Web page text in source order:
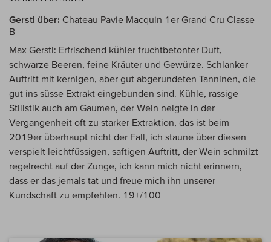
Gerstl über: Chateau Pavie Macquin 1er Grand Cru Classe
B
Max Gerstl: Erfrischend kühler fruchtbetonter Duft,
schwarze Beeren, feine Kräuter und Gewürze. Schlanker
Auftritt mit kernigen, aber gut abgerundeten Tanninen, die
gut ins süsse Extrakt eingebunden sind. Kühle, rassige
Stilistik auch am Gaumen, der Wein neigte in der
Vergangenheit oft zu starker Extraktion, das ist beim
2019er überhaupt nicht der Fall, ich staune über diesen
verspielt leichtfüssigen, saftigen Auftritt, der Wein schmilzt
regelrecht auf der Zunge, ich kann mich nicht erinnern,
dass er das jemals tat und freue mich ihn unserer
Kundschaft zu empfehlen. 19+/100